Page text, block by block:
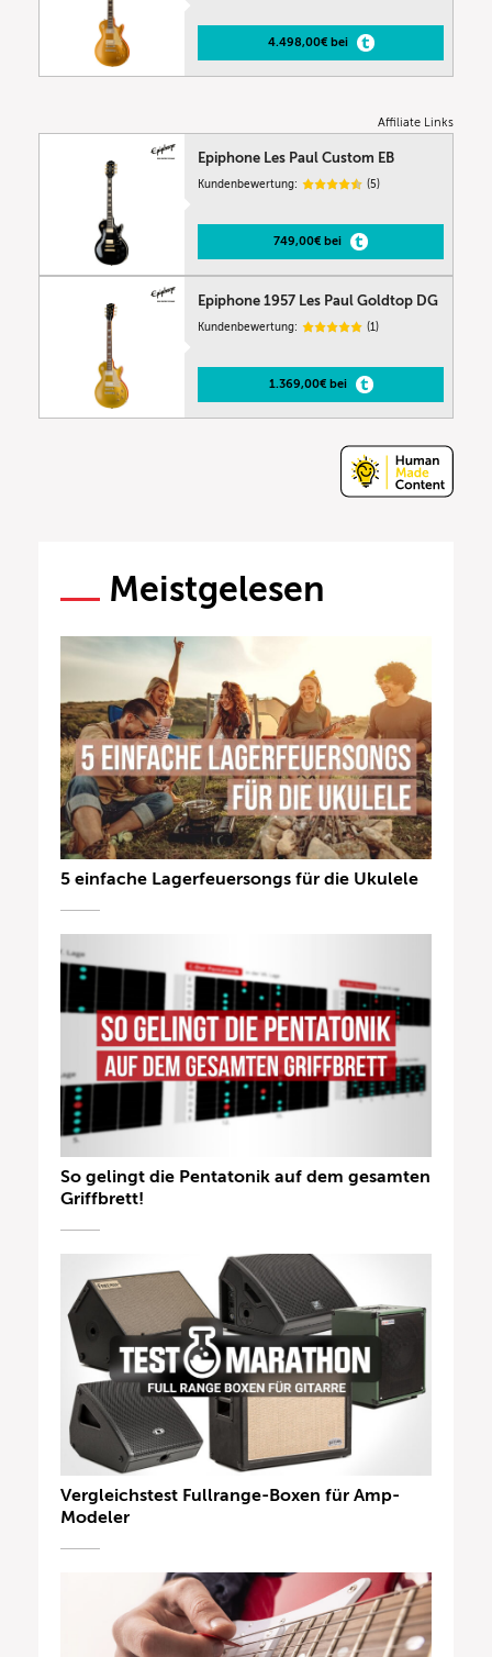
4.498,00€ bei
Affiliate Links
Epiphone Les Paul Custom EB
Kundenbewertung: (5)
749,00€ bei
Epiphone 1957 Les Paul Goldtop DG
Kundenbewertung: (1)
1.369,00€ bei
Meistgelesen
5 einfache Lagerfeuersongs für die Ukulele
So gelingt die Pentatonik auf dem gesamten
Griffbrett!
Vergleichstest Fullrange-Boxen für Amp-
Modeler